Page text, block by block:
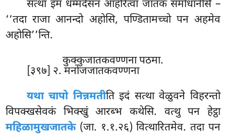
सत्था इमं धम्मदेसनं आहरित्वा जातकं समोधानेसि –
‘‘तदा राजा आनन्दो अहोसि, पण्डितामच्चो पन अहमेव
अहोसि’’न्ति.
कुक्कुजातकवण्णना पठमा.
[३९७] २. मनोजजातकवण्णना
यथा चापो निन्नमतीति इदं सत्था वेळुवने विहरन्तो
विपक्खसेवकं भिक्खुं आरब्भ कथेसि. वत्थु पन हेट्ठा
महिळामुखजातके(जा. १.१.२६) वित्थारितमेव. तदा पन